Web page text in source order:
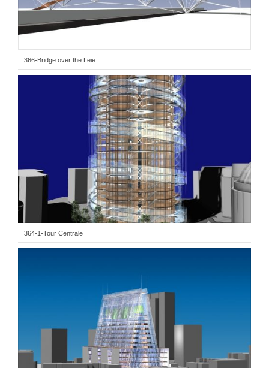
366-Bridge over the Leie
364-1-Tour Centrale